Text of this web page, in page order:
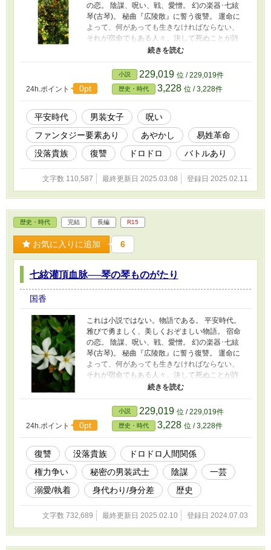
の恋。 陰謀、呪い、戦、愛憎。 幻の楽器･七絃
琴(古琴)。 秘曲『広陵散』に誓う復讐。 運命に
よって、何があっても生きなければならない、
それが宿命でもある人々。決して死ぬことが許
されない男…… 平安時代の雅と呪、貴族と武士
の、楽器をめぐる物語。 ─────────────
『七絃灌頂血脉──琴の琴ものがたり』番外編 倒
れていた美少女に水を飲ませて助けた少年。 泉
のほとりで芽生えた恋の裏の裏。 運命の二人が
出逢う前、そこには、驚くべき秘密の物語があ
った。 本編『七絃灌頂血脉──琴の琴ものがた
り』の常陸三兄妹にまつわる過去の物語。
24h.ポイント 0pt
小説 229,019 位 / 229,019件
歴史・時代 3,228 位 / 3,228件
平安時代 男装女子
呪い
ファンタジー要素あり
あやかし
易姓革命
没落貴族
復讐 ドロドロ バトルあり
文字数 110,587 最終更新日 2025.03.08 登録日 2025.02.11
歴史・時代 完結 長編 R15
お気に入りに追加 6
七絃灌頂血脉──琴の琴ものがたり
国香
これは小説ではない。物語である。 平安時代。
雅びで勇ましく、美しくおぞましい物語。 宿命
の恋。 陰謀、呪い、戦、愛憎。 幻の楽器･七絃
琴(古琴)。 秘曲『広陵散』に誓う復讐。 運命に
よって、何があっても生きなければならない、
それが宿命でもある人々。決して死ぬことが許
されない男…… 平安時代の雅と呪、貴族と武士
七絃琴は現代の日本人には馴染みのない楽器か
もしれません。 平安時代、貴族達に演奏され、
『源氏物語』にも登場します。しかし、平安時
代後期、何故か滅んでしまいました。 いったい
何があったのでしょうか？ タイトルは「しちげ
んかんじょうけちみゃく」「きんのこと」と読
みます。
24h.ポイント 0pt
小説 229,019 位 / 229,019件
歴史・時代 3,228 位 / 3,228件
復讐 没落貴族
ドロドロ人間関係
権力争い
秘密の男装武士 陰謀
一芸
溺愛/執着
身代わり/身分差 歴史
文字数 732,689 最終更新日 2025.02.10 登録日 2024.07.03